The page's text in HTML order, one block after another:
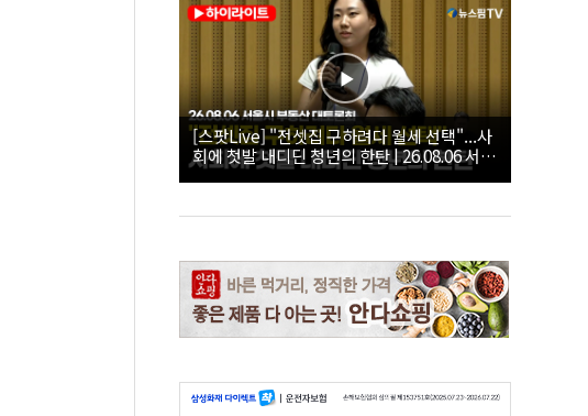
[스팟Live] "전셋집 구하려다 월세 선택"...사
회에 첫발 내디딘 청년의 한탄 | 26.08.06 서울
시 부동산 대토론회